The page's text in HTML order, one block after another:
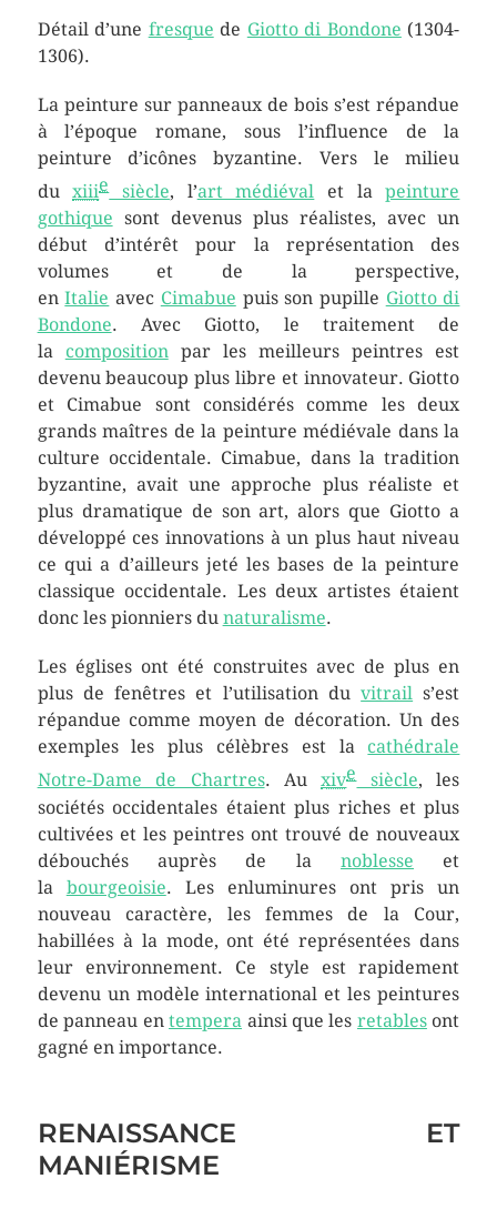
Détail d’une fresque de Giotto di Bondone (1304-
1306).
La peinture sur panneaux de bois s’est répandue
à l’époque romane, sous l’influence de la
peinture d’icônes byzantine. Vers le milieu
duxiiiesiècle, l’art médiéval et lapeinture
gothique sont devenus plus réalistes, avec un
début d’intérêt pour la représentation des
volumes et de la perspective,
enItalie avec Cimabue puis son pupille Giotto di
Bondone. Avec Giotto, le traitement de
la compositionpar les meilleurs peintres est
devenu beaucoup plus libre et innovateur. Giotto
et Cimabue sont considérés comme les deux
grands maîtres de la peinture médiévale dans la
culture occidentale. Cimabue, dans la tradition
byzantine, avait une approche plus réaliste et
plus dramatique de son art, alors que Giotto a
développé ces innovations à un plus haut niveau
ce qui a d’ailleurs jeté les bases de la peinture
classique occidentale. Les deux artistes étaient
donc les pionniers du naturalisme.
Les églises ont été construites avec de plus en
plus de fenêtres et l’utilisation duvitrail s’est
répandue comme moyen de décoration. Un des
exemples les plus célèbres est la cathédrale
Notre-Dame de Chartres. Auxivesiècle, les
sociétés occidentales étaient plus riches et plus
cultivées et les peintres ont trouvé de nouveaux
débouchés auprès de lanoblesse et
la bourgeoisie. Les enluminures ont pris un
nouveau caractère, les femmes de la Cour,
habillées à la mode, ont été représentées dans
leur environnement. Ce style est rapidement
devenu un modèle international et les peintures
de panneau entempera ainsi que les retablesont
gagné en importance.
RENAISSANCE ET
MANIÉRISME